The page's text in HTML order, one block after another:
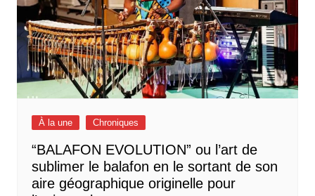
À la une Chroniques
“BALAFON EVOLUTION” ou l’art de
sublimer le balafon en le sortant de son
aire géographique originelle pour